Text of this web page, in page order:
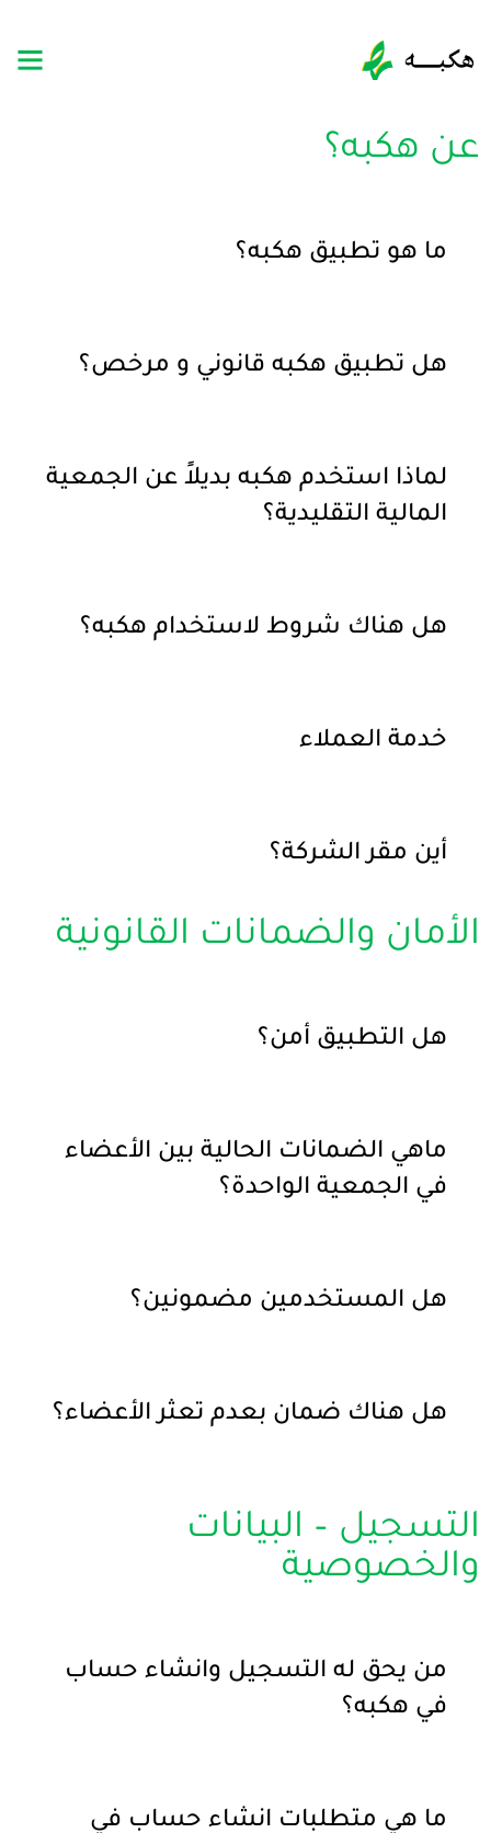
عن هكبه؟
ما هو تطبيق هكبه؟
هل تطبيق هكبه قانوني و مرخص؟
لماذا استخدم هكبه بديلاً عن الجمعية
المالية التقليدية؟
هل هناك شروط لاستخدام هكبه؟
خدمة العملاء
أين مقر الشركة؟
الأمان والضمانات القانونية
هل التطبيق أمن؟
ماهي الضمانات الحالية بين الأعضاء
في الجمعية الواحدة؟
هل المستخدمين مضمونين؟
هل هناك ضمان بعدم تعثر الأعضاء؟
التسجيل – البيانات
والخصوصية
من يحق له التسجيل وانشاء حساب
في هكبه؟
ما هي متطلبات انشاء حساب في